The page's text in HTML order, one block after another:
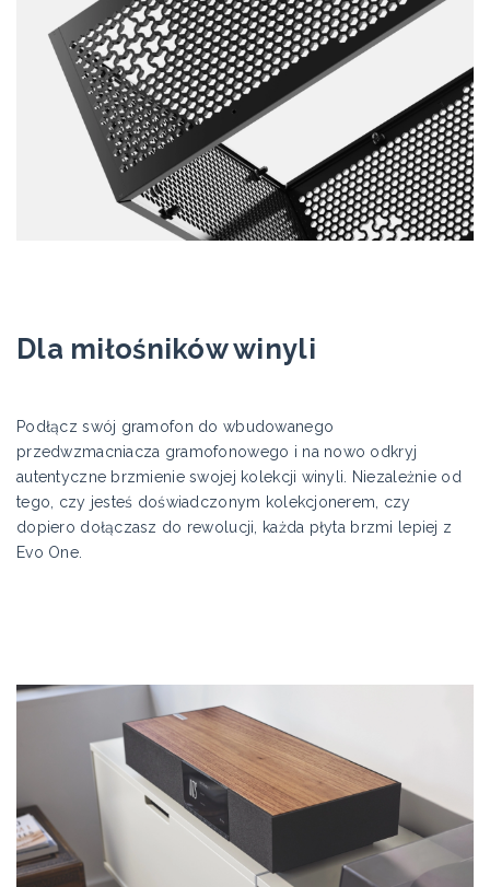
Dla miłośników winyli
Podłącz swój gramofon do wbudowanego
przedwzmacniacza gramofonowego i na nowo odkryj
autentyczne brzmienie swojej kolekcji winyli. Niezależnie od
tego, czy jesteś doświadczonym kolekcjonerem, czy
dopiero dołączasz do rewolucji, każda płyta brzmi lepiej z
Evo One.